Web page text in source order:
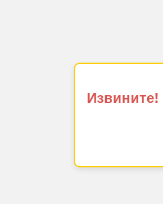
Извините!